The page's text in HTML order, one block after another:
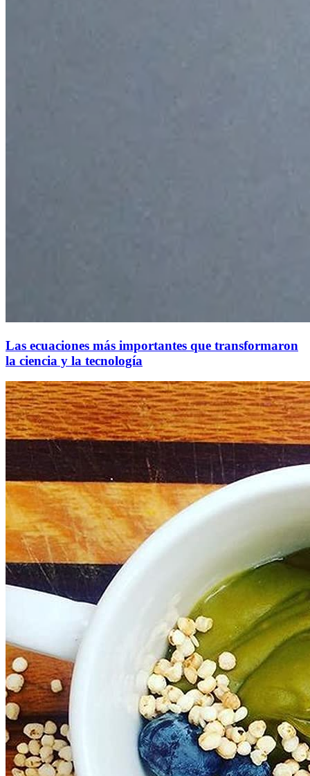
Las ecuaciones más importantes que transformaron
la ciencia y la tecnología